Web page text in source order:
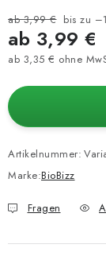
ab 3,99 € bis zu
ab 3,99 €
ab 3,35 € ohne
Artikelnummer:
Marke:BioBizz
Fragen